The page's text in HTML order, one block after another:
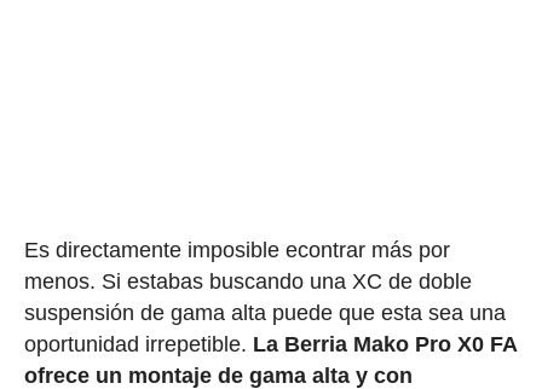
Es directamente imposible econtrar más por
menos. Si estabas buscando una XC de doble
suspensión de gama alta puede que esta sea una
oportunidad irrepetible. La Berria Mako Pro X0 FA
ofrece un montaje de gama alta y con